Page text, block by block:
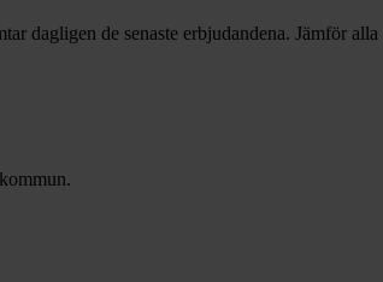
dagligen de senaste erbjudandena. Jämför
kommun.